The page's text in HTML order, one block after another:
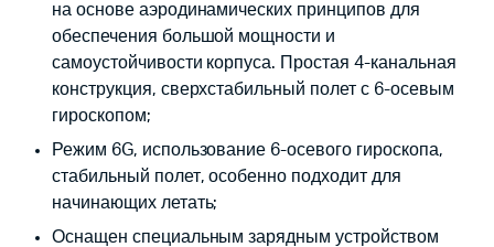
на основе аэродинамических принципов для
обеспечения большой мощности и
самоустойчивости корпуса. Простая 4-канальная
конструкция, сверхстабильный полет с 6-осевым
гироскопом;
Режим 6G, использование 6-осевого гироскопа,
стабильный полет, особенно подходит для
начинающих летать;
Оснащен специальным зарядным устройством